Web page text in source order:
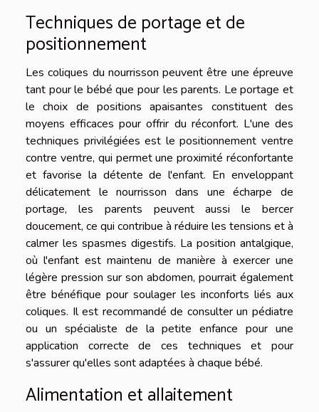
Techniques de portage et de
positionnement
Les coliques du nourrisson peuvent être une épreuve
tant pour le bébé que pour les parents. Le portage et
le choix de positions apaisantes constituent des
moyens efficaces pour offrir du réconfort. L'une des
techniques privilégiées est le positionnement ventre
contre ventre, qui permet une proximité réconfortante
et favorise la détente de l'enfant. En enveloppant
délicatement le nourrisson dans une écharpe de
portage, les parents peuvent aussi le bercer
doucement, ce qui contribue à réduire les tensions et à
calmer les spasmes digestifs. La position antalgique,
où l'enfant est maintenu de manière à exercer une
légère pression sur son abdomen, pourrait également
être bénéfique pour soulager les inconforts liés aux
coliques. Il est recommandé de consulter un pédiatre
ou un spécialiste de la petite enfance pour une
application correcte de ces techniques et pour
s'assurer qu'elles sont adaptées à chaque bébé.
Alimentation et allaitement